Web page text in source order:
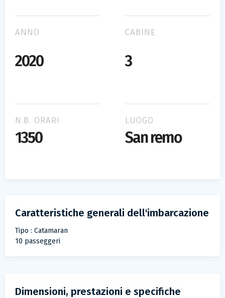
ANNO
2020
CABINE
3
N.B. ORARI
1350
LUOGO
San remo
Caratteristiche generali dell'imbarcazione
Tipo : Catamaran
10 passeggeri
Dimensioni, prestazioni e specifiche